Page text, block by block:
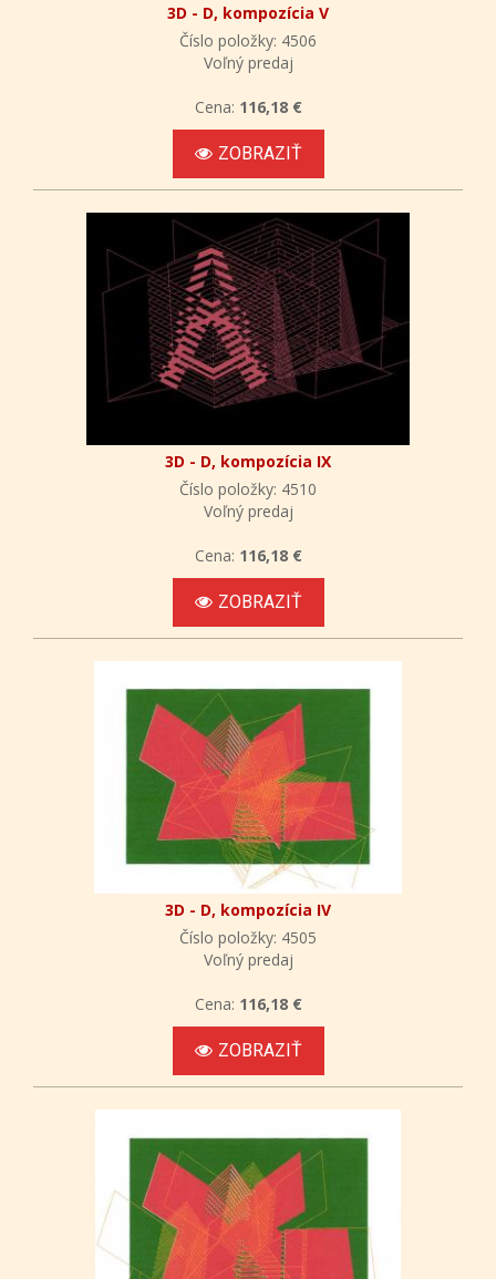
3D - D, kompozícia V
Číslo položky: 4506
Voľný predaj
Cena: 116,18 €
ZOBRAZIŤ
3D - D, kompozícia IX
Číslo položky: 4510
Voľný predaj
Cena: 116,18 €
ZOBRAZIŤ
3D - D, kompozícia IV
Číslo položky: 4505
Voľný predaj
Cena: 116,18 €
ZOBRAZIŤ